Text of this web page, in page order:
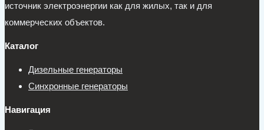
источник электроэнергии как для жилых, так и для
коммерческих объектов.
Каталог
Дизельные генераторы
Синхронные генераторы
Навигация